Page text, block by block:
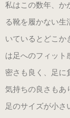
ピアニスト用
私はこの数年、か
る靴を履かない生
いているとどこか
は足へのフィット
密さも良く、足に
気持ちの良さもあ
足のサイズが小さ